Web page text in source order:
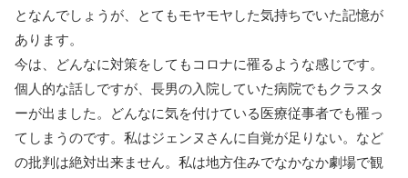
となんでしょうが、とてもモヤモヤした気持ちでいた記憶が
あります。
今は、どんなに対策をしてもコロナに罹るような感じです。
個人的な話しですが、長男の入院していた病院でもクラスタ
ーが出ました。どんなに気を付けている医療従事者でも罹っ
てしまうのです。私はジェンヌさんに自覚が足りない。など
の批判は絶対出来ません。私は地方住みでなかなか劇場で観